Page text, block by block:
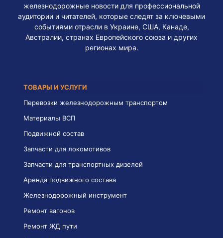
железнодорожные новости для профессиональной
аудитории и читателей, которые следят за ключевыми
событиями отрасли в Украине, США, Канаде,
Австралии, странах Европейского союза и других
регионах мира.
ТОВАРЫ И УСЛУГИ
Перевозки железнодорожным транспортом
Материалы ВСП
Подвижной состав
Запчасти для локомотивов
Запчасти для транспортных дизелей
Аренда подвижного состава
Железнодорожный инструмент
Ремонт вагонов
Ремонт ЖД пути